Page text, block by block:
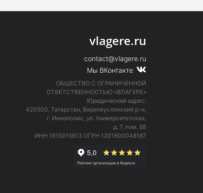
vlagere.ru
contact@vlagere.ru
Мы ВКонтакте
ОБЩЕСТВО С ОГРАНИЧЕННОЙ
ОТВЕТСТВЕННОСТЬЮ «ВЛАГЕРЕ»
Юридический адрес:
420500, Татарстан, Верхнеуслонский р-н,
г. Иннополис, ул. Университетская,
д. 7, пом. 68
ИНН 1615015613 ОГРН 1201600048187